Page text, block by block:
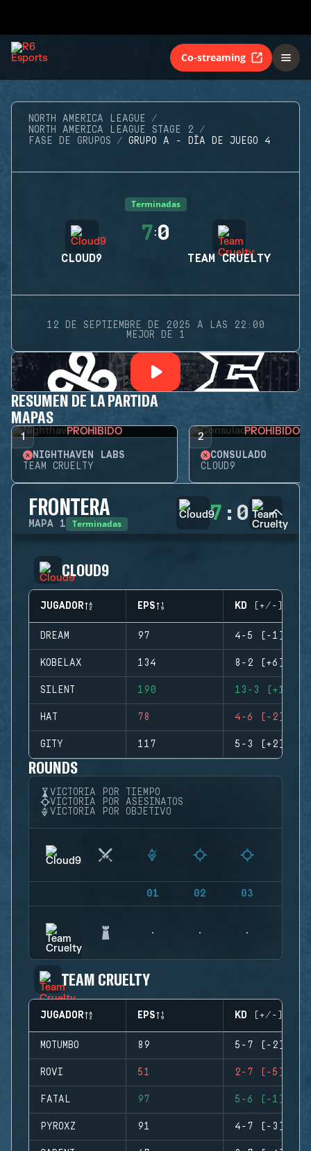
Co-streaming
NORTH AMERICA LEAGUE
NORTH AMERICA LEAGUE STAGE 2
FASE DE GRUPOS
GRUPO A - DÍA DE JUEGO 4
Terminadas
CLOUD9
7:0
TEAM CRUELTY
12 DE SEPTIEMBRE DE 2025 A LAS 22:00
MEJOR DE 1
RESUMEN DE LA PARTIDA
MAPAS
1 PROHIBIDO
NIGHTHAVEN LABS
TEAM CRUELTY
2 PROHIBIDO
CONSULADO
CLOUD9
FRONTERA
MAPA 1 Terminadas 7 : 0
CLOUD9
JUGADOR EPS KD (+/-)
DREAM 97 4-5 (-1)
KOBELAX 134 8-2 (+6)
SILENT 190 13-3 (+10)
HAT 78 4-6 (-2)
GITY 117 5-3 (+2)
ROUNDS
VICTORIA POR TIEMPO
VICTORIA POR ASESINATOS
VICTORIA POR OBJETIVO
01 02 03
TEAM CRUELTY
JUGADOR EPS KD (+/-)
MOTUMBO 89 5-7 (-2)
ROVI 51 2-7 (-5)
FATAL 97 5-6 (-1)
PYROXZ 91 4-7 (-3)